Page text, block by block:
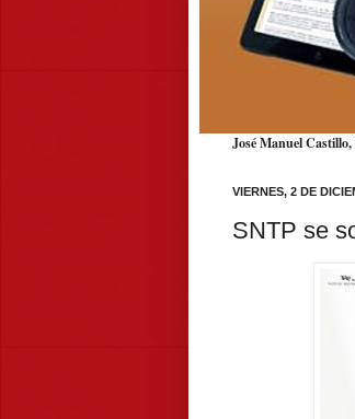
José Manuel
VIERNES, 2 DE
SNTP se